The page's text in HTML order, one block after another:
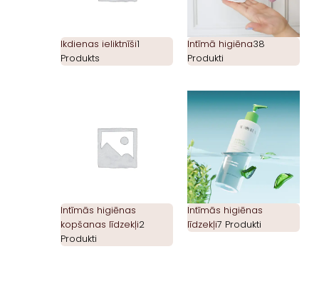
Ikdienas ieliktnīši1
Produkts
Intīmā higiēna38
Produkti
Intīmās higiēnas
kopšanas līdzekļi2
Produkti
Intīmās higiēnas
līdzekļi7 Produkti